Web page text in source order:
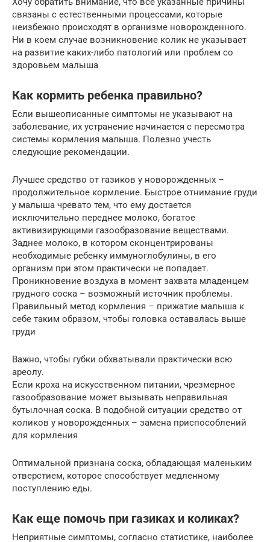
связаны с естественными процессами, которые
неизбежно происходят в организме новорожденного.
Ни в коем случае возникновение колик не указывает
на развитие каких-либо патологий или проблем со
здоровьем малыша
Как кормить ребенка правильно?
Если вышеописанные симптомы не указывают на
заболевание, их устранение начинается с пересмотра
системы кормления малыша. Полезно учесть
следующие рекомендации.
Лучшее средство от газиков у новорожденных –
продолжительное кормление. Быстрое отнимание груди
у малыша чревато тем, что ему достается
исключительно переднее молоко, богатое
активизирующими газообразование веществами.
Заднее молоко, в котором сконцентрированы
необходимые ребенку иммуноглобулины, в его
организм при этом практически не попадает.
Проникновение воздуха в момент захвата младенцем
грудного соска – возможный источник проблемы.
Правильный метод кормления – прижатие малыша к
себе таким образом, чтобы головка оставалась выше
груди
Важно, чтобы губки обхватывали практически всю
ареолу.
Если кроха на искусственном питании, чрезмерное
газообразование может вызывать неправильная
бутылочная соска. В подобной ситуации средство от
коликов у новорожденных – замена приспособлений
для кормления
Оптимальной признана соска, обладающая маленьким
отверстием, которое способствует медленному
поступлению еды.
Как еще помочь при газиках и коликах?
Неприятные симптомы, согласно статистике, наиболее